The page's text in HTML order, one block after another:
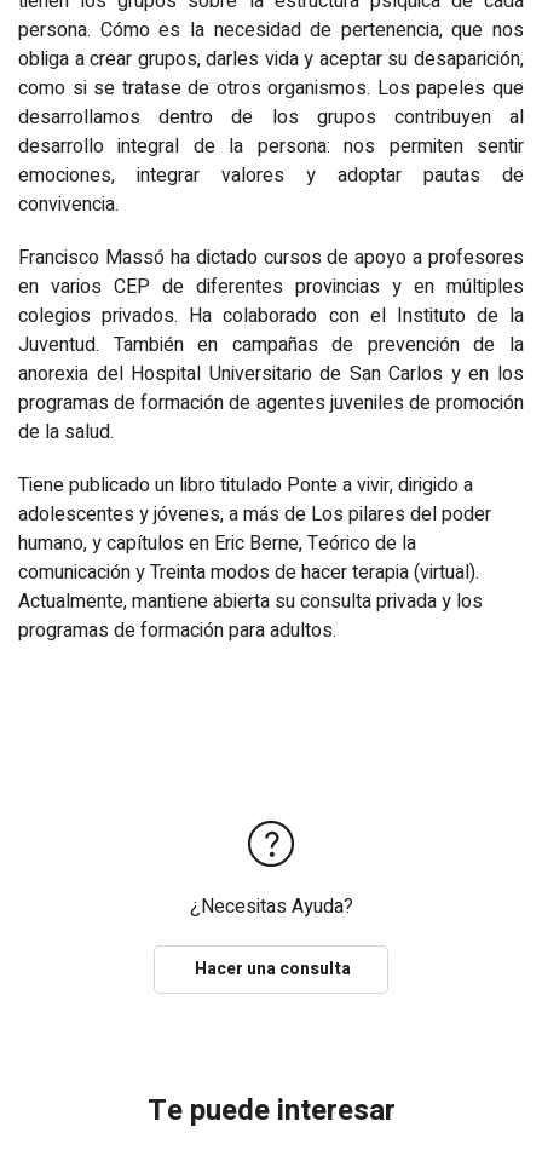
persona. Cómo es la necesidad de pertenencia, que nos
obliga a crear grupos, darles vida y aceptar su desaparición,
como si se tratase de otros organismos. Los papeles que
desarrollamos dentro de los grupos contribuyen al
desarrollo integral de la persona: nos permiten sentir
emociones, integrar valores y adoptar pautas de
convivencia.
Francisco Massó ha dictado cursos de apoyo a profesores
en varios CEP de diferentes provincias y en múltiples
colegios privados. Ha colaborado con el Instituto de la
Juventud. También en campañas de prevención de la
anorexia del Hospital Universitario de San Carlos y en los
programas de formación de agentes juveniles de promoción
de la salud.
Tiene publicado un libro titulado Ponte a vivir, dirigido a
adolescentes y jóvenes, a más de Los pilares del poder
humano, y capítulos en Eric Berne, Teórico de la
comunicación y Treinta modos de hacer terapia (virtual).
Actualmente, mantiene abierta su consulta privada y los
programas de formación para adultos.
¿Necesitas Ayuda?
Hacer una consulta
Te puede interesar